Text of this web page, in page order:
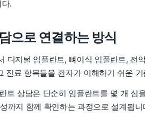
.
으로 연결하는 방식
디지털 임플란트, 뼈이식 임플란트, 전
진료 항목들을 환자가 이해하기 쉬운
트 상담은 단순히 임플란트를 몇 개
까지 함께 확인하는 과정으로 설계됩니